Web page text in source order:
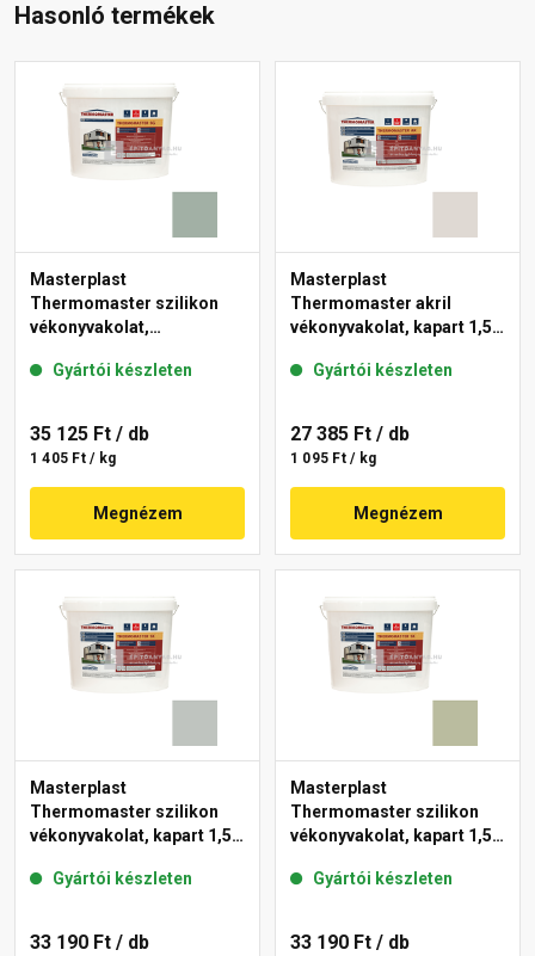
Hasonló termékek
Masterplast
Thermomaster szilikon
vékonyvakolat,
43-D 25 kg
Gyártói készleten
35 125 Ft / db
1 405 Ft / kg
Megnézem
Masterplast
Thermomaster akril
vékonyvakolat, kapart 1,5
Gyártói készleten
27 385 Ft / db
1 095 Ft / kg
Megnézem
Masterplast
Thermomaster szilikon
vékonyvakolat, kapart 1,5
Gyártói készleten
33 190 Ft / db
Masterplast
Thermomaster szilikon
vékonyvakolat, kapart 1,5
Gyártói készleten
33 190 Ft / db